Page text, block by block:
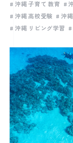
沖縄 子育て 教育
沖縄 高校受験
沖
沖縄 リビング学習